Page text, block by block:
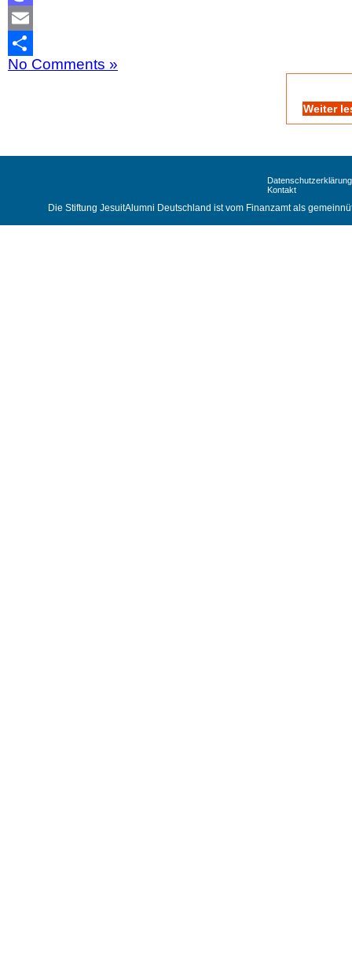
Mastodon
Email
Teilen
No Comments »
Weiter
Datenschutzerklärung
Kontakt
Die Stiftung JesuitAlumni Deutschland ist vom Finanzamt als